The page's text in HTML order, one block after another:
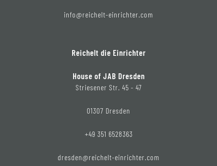
info@reichelt-einrichter.com
Reichelt die Einrichter
House of JAB Dresden
Striesener Str. 45 - 47
01307 Dresden
+49 351 6528363
dresden@reichelt-einrichter.com